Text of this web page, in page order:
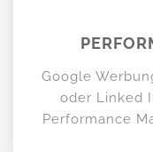
Google
oder Linked
Performance